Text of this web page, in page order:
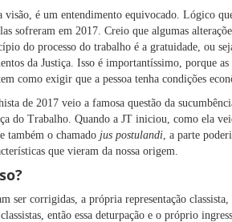
visão, é um entendimento equivocado. Lógico
sofreram em 2017. Creio que algumas
do processo do trabalho é a gratuidade, ou
da Justiça. Isso é importantíssimo, porque
como exigir que a pessoa tenha condições
de 2017 veio a famosa questão da
do Trabalho. Quando a JT iniciou, como ela
também o chamado jus postulandi, a parte
que vieram da nossa origem.
ser corrigidas, a própria representação
então essa deturpação e o próprio